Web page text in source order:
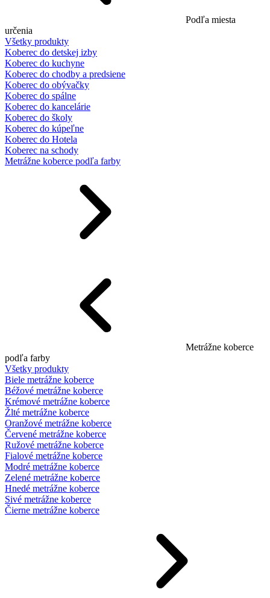
Podľa miesta
určenia
Všetky produkty
Koberec do detskej izby
Koberec do kuchyne
Koberec do chodby a predsiene
Koberec do obývačky
Koberec do spálne
Koberec do kancelárie
Koberec do školy
Koberec do kúpeľne
Koberec do Hotela
Koberec na schody
Metrážne koberce podľa farby
Metrážne koberce
podľa farby
Všetky produkty
Biele metrážne koberce
Béžové metrážne koberce
Krémové metrážne koberce
Žlté metrážne koberce
Oranžové metrážne koberce
Červené metrážne koberce
Ružové metrážne koberce
Fialové metrážne koberce
Modré metrážne koberce
Zelené metrážne koberce
Hnedé metrážne koberce
Sivé metrážne koberce
Čierne metrážne koberce